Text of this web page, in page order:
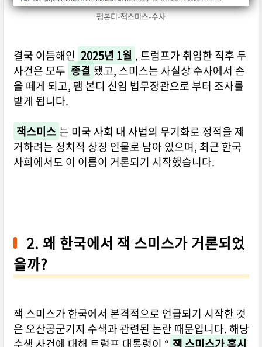
팸본디-잭스미스-수사
결국 이듬해인 2025년 1월 , 트럼프가 취임한 직후 두
사건은 모두 종결 됐고, 스미스는 사실상 수사에서 손
을 떼게 되고, 팸 본디 신임 법무장관으로 부터 조사를
받게 됩니다.
잭스미스 는 미국 사회 내 사법의 무기화로 정적을 제
거하려는 정치적 상징 인물로 남아 있으며, 최근 한국
사회에서도 이 이름이 거론되기 시작했습니다.
2. 왜 한국에서 잭 스미스가 거론되었
을까?
잭 스미스가 한국에서 본격적으로 언급되기 시작한 것
은 오산공군기지 수색과 관련된 논란 때문입니다. 해당